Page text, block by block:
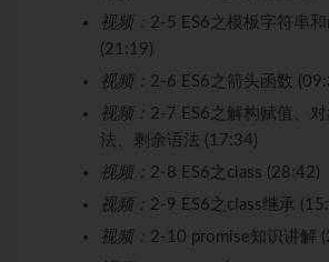
视频： 2-5 ES6之模板字符串
(21:19)
视频： 2-6 ES6之箭头函数
视频： 2-7 ES6之解构赋值、
法、剩余语法 (17:34)
视频： 2-8 ES6之class (28:42)
视频： 2-9 ES6之class继承
视频： 2-10 promise知识讲解